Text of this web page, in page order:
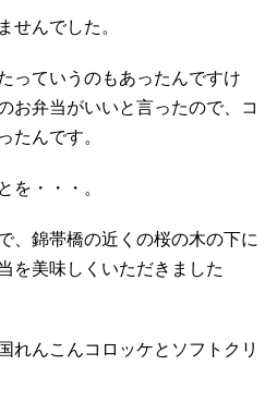
せんでした。
っていうのもあったんですけ
お弁当がいいと言ったので、コ
たんです。
を・・・。
、錦帯橋の近くの桜の木の下に
を美味しくいただきました
れんこんコロッケとソフトクリ